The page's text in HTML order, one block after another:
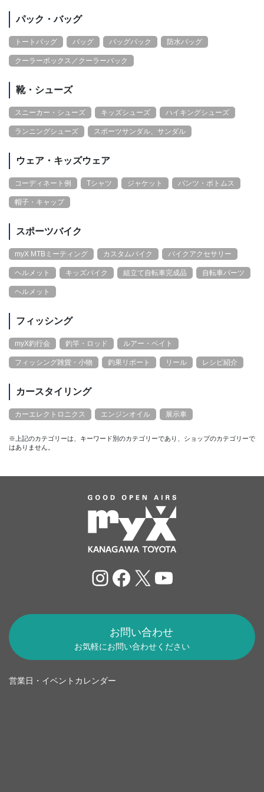
パック・バッグ
トートバッグ バッグ バッグパック 防水バッグ
クーラーボックス／クーラーバック
靴・シューズ
スニーカー・シューズ キッズシューズ ハイキングシューズ
ランニングシューズ スポーツサンダル、サンダル
ウェア・キッズウェア
コーディネート例 Tシャツ ジャケット パンツ・ボトムス
帽子・キャップ
スポーツバイク
myX MTBミーティング カスタムバイク バイクアクセサリー
ヘルメット キッズバイク 組立て自転車完成品 自転車パーツ
ヘルメット
フィッシング
myX釣行会 釣竿・ロッド ルアー・ベイト
フィッシング雑貨・小物 釣果リポート リール レシピ紹介
カースタイリング
カーエレクトロニクス エンジンオイル 展示車
※上記のカテゴリーは、キーワード別のカテゴリーであり、ショップのカテゴリーで
はありません。
Instagram
Facebook
X YouTube
お問い合わせ
お気軽にお問い合わせください
営業日・イベントカレンダー